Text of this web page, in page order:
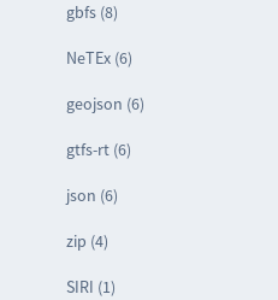
gbfs (8)
NeTEx (6)
geojson (6)
gtfs-rt (6)
json (6)
zip (4)
SIRI (1)